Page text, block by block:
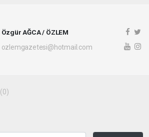
Özgür AĞCA / ÖZLEM
ozlemgazetesi@hotmail.com
(0)